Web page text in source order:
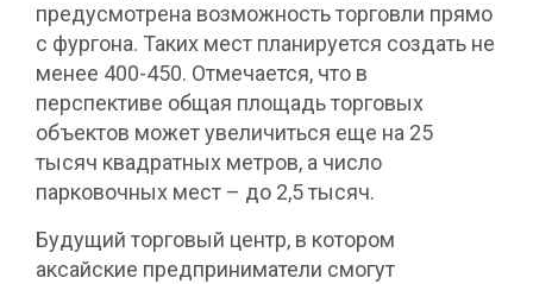
предусмотрена возможность торговли прямо
с фургона. Таких мест планируется создать не
менее 400-450. Отмечается, что в
перспективе общая площадь торговых
объектов может увеличиться еще на 25
тысяч квадратных метров, а число
парковочных мест – до 2,5 тысяч.
Будущий торговый центр, в котором
аксайские предприниматели смогут